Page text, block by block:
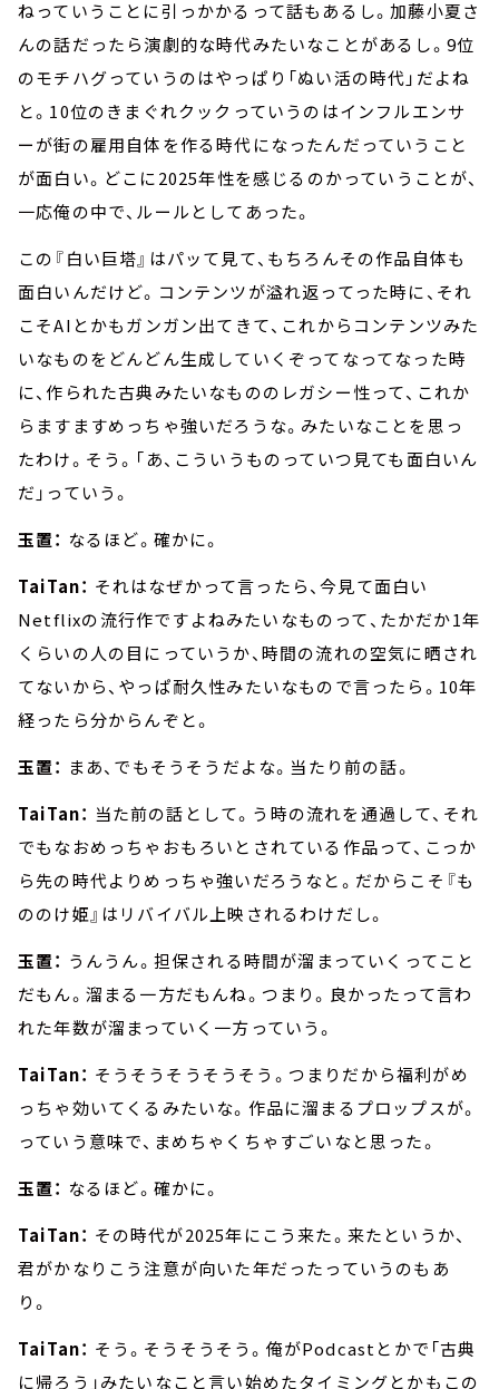
ねっていうことに引っかかるって話もあるし。加藤小夏さ
んの話だったら演劇的な時代みたいなことがあるし。9位
のモチハグっていうのはやっぱり「ぬい活の時代」だよね
と。10位のきまぐれクックっていうのはインフルエンサ
ーが街の雇用自体を作る時代になったんだっていうこと
が面白い。どこに2025年性を感じるのかっていうことが、
一応俺の中で、ルールとしてあった。
この『白い巨塔』はパッて見て、もちろんその作品自体も
面白いんだけど。コンテンツが溢れ返ってった時に、それ
こそAIとかもガンガン出てきて、これからコンテンツみた
いなものをどんどん生成していくぞってなってなった時
に、作られた古典みたいなもののレガシー性って、これか
らますますめっちゃ強いだろうな。みたいなことを思っ
たわけ。そう。「あ、こういうものっていつ見ても面白いん
だ」っていう。
玉置： なるほど。確かに。
TaiTan： それはなぜかって言ったら、今見て面白い
Netflixの流行作ですよねみたいなものって、たかだか1年
くらいの人の目にっていうか、時間の流れの空気に晒され
てないから、やっぱ耐久性みたいなもので言ったら。10年
経ったら分からんぞと。
玉置： まあ、でもそうそうだよな。当たり前の話。
TaiTan： 当た前の話として。う時の流れを通過して、それ
でもなおめっちゃおもろいとされている作品って、こっか
ら先の時代よりめっちゃ強いだろうなと。だからこそ『も
ののけ姫』はリバイバル上映されるわけだし。
玉置： うんうん。担保される時間が溜まっていくってこと
だもん。溜まる一方だもんね。つまり。良かったって言わ
れた年数が溜まっていく一方っていう。
TaiTan： そうそうそうそうそう。つまりだから福利がめ
っちゃ効いてくるみたいな。作品に溜まるプロップスが。
っていう意味で、まめちゃくちゃすごいなと思った。
玉置： なるほど。確かに。
TaiTan： その時代が2025年にこう来た。来たというか、
君がかなりこう注意が向いた年だったっていうのもあ
り。
TaiTan： そう。そうそうそう。俺がPodcastとかで「古典
に帰ろう」みたいなこと言い始めたタイミングとかもこの